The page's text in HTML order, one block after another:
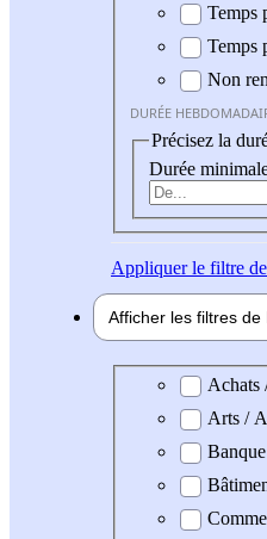
Durée
Temps
Temps
Non
DURÉE
Précisez la
Durée
Appliquerle filtre de
Afficher les filtres de
Domaine Achats
Arts /